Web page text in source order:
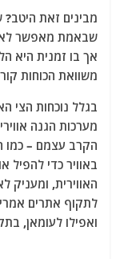
מבינים זאת היטב?
שבאמת מאפשר
אך בו זמנית היא
משוואת הכוחות
בגלל נוכחות הצי
מערכות הגנה
באוויר כדי להפיל
האווירית,
לתקוף אתרים
ואפילו לעומאן,